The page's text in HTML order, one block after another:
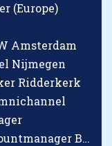
(Europe)
Amsterdam
Nijmegen
Ridderkerk
Checkpoint Systems Key Accountmanager Benelux